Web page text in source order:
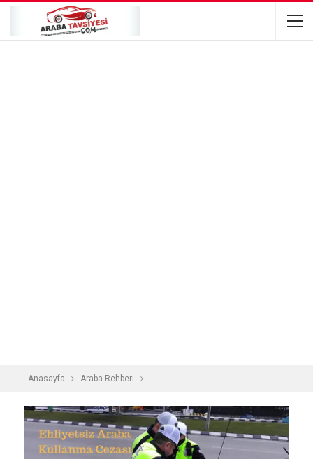
Anasayfa Araba Rehberi